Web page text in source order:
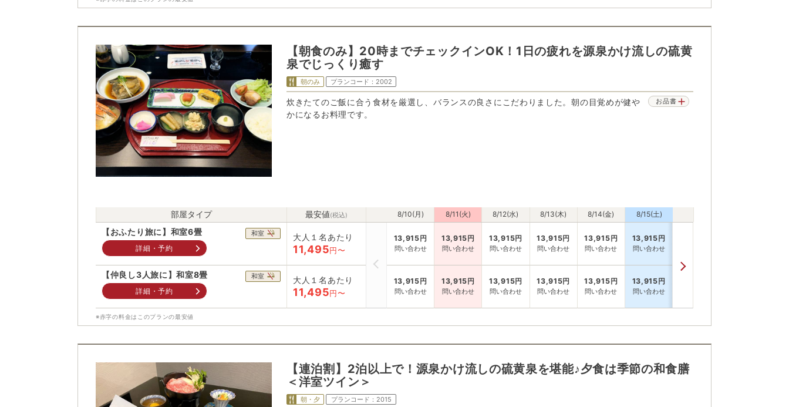
【朝食のみ】20時までチェックインOK！1日の疲れを源泉かけ流しの硫黄
泉でじっくり癒す
朝のみ プランコード： 2002
炊きたてのご飯に合う食材を厳選し、バランスの良さにこだわりました。朝の目覚めが健や
かになるお料理です。
お品書
部屋タイプ 最安値(税込) 8/10(月) 8/11(火) 8/12(水) 8/13(木) 8/14(金) 8/15(土)
【おふたり旅に】和室6畳 和室
詳細・予約
大人１名あたり
11,495円〜
13,915円
問い合わせ
13,915円
問い合わせ
13,915円
問い合わせ
13,915円
問い合わせ
13,915円
問い合わせ
13,915円
問い合わせ
【仲良し3人旅に】和室8畳 和室
詳細・予約
大人１名あたり
11,495円〜
13,915円
問い合わせ
13,915円
問い合わせ
13,915円
問い合わせ
13,915円
問い合わせ
13,915円
問い合わせ
13,915円
問い合わせ
※赤字の料金はこのプランの最安値
【連泊割】2泊以上で！源泉かけ流しの硫黄泉を堪能♪夕食は季節の和食膳
＜洋室ツイン＞
朝・夕 プランコード： 2015